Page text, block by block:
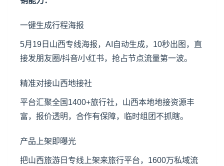
一键生成行程海报
5月19日山西专线海报，AI自动生成，10秒出图，直
接发朋友圈/抖音/小红书，抢占节点流量第一波。
精准对接山西地接社
平台汇聚全国1400+旅行社，山西本地地接资源丰
富，报价透明，合作有保障，临时组团不抓瞎。
产品上架即曝光
把山西旅游日专线上架来旅行平台，1600万私域流